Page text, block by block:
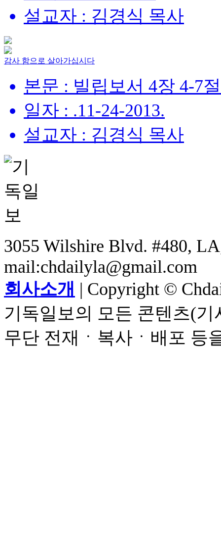
설교자 : 김경식 목사
감사 함으로 살아가십시다
본문 : 빌립보서 4장 4-7절
일자 : .11-24-2013.
설교자 : 김경식 목사
3055 Wilshire Blvd. #480,
mail:chdailyla@gmail.com
회사소개 | Copyright ©
기독일보의 모든 콘텐츠(
무단 전재ㆍ복사ㆍ배포 등